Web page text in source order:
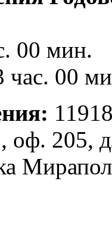
00 мин.
час. 00
оф. 205,